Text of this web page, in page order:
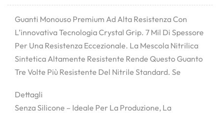
Guanti Monouso Premium Ad Alta Resistenza Con
L’innovativa Tecnologia Crystal Grip. 7 Mil Di Spessore
Per Una Resistenza Eccezionale. La Mescola Nitrilica
Sintetica Altamente Resistente Rende Questo Guanto
Tre Volte Più Resistente Del Nitrile Standard. Se
Dettagli
Senza Silicone – Ideale Per La Produzione, La